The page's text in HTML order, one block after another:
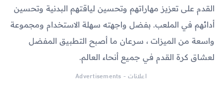
القدم على تعزيز مهاراتهم وتحسين لياقتهم البدنية وتحسين
أدائهم في الملعب. بفضل واجهته سهلة الاستخدام ومجموعة
واسعة من الميزات ، سرعان ما أصبح التطبيق المفضل
لعشاق كرة القدم في جميع أنحاء العالم.
اعلانات - Advertisements